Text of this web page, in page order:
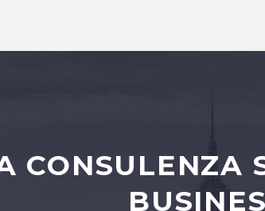
CONSULENZA